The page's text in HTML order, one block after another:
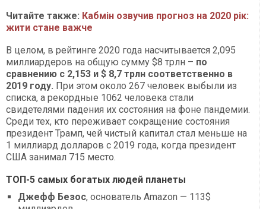
Читайте также: Кабмін озвучив прогноз на 2020 рік:
жити стане важче
В целом, в рейтинге 2020 года насчитывается 2,095
миллиардеров на общую сумму $8 трлн – по
сравнению с 2,153 и $ 8,7 трлн соответственно в
2019 году. При этом около 267 человек выбыли из
списка, а рекордные 1062 человека стали
свидетелями падения их состояния на фоне пандемии.
Среди тех, кто переживает сокращение состояния
президент Трамп, чей чистый капитал стал меньше на
1 миллиард долларов с 2019 года, когда президент
США занимал 715 место.
ТОП-5 самых богатых людей планеты
Джефф Безос, основатель Amazon — 113$